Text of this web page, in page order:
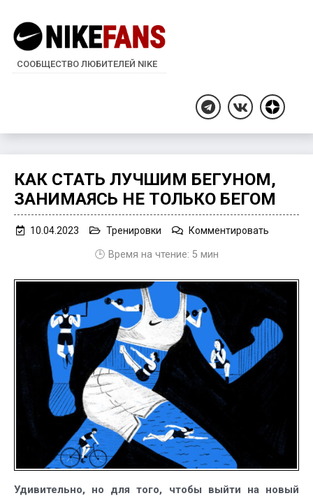
СООБЩЕСТВО ЛЮБИТЕЛЕЙ NIKE
TelegramВКонтакте
Дзен
КАК СТАТЬ ЛУЧШИМ БЕГУНОМ,
ЗАНИМАЯСЬ НЕ ТОЛЬКО БЕГОМ
10.04.2023 Тренировки Комментировать
не
только
бегом
🕒 Время на чтение: 5 мин
Удивительно, но для того, чтобы выйти на новый